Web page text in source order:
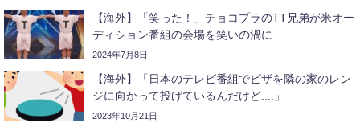
【海外】「笑った！」チョコプラのTT兄弟が米オー
ディション番組の会場を笑いの渦に
2024年7月8日
【海外】「日本のテレビ番組でピザを隣の家のレン
ジに向かって投げているんだけど....」
2023年10月21日